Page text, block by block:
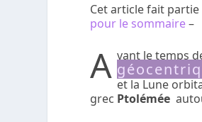
Cet article fait
pour le sommaire–
A vant le temps
et la Lune
grec Ptolémée